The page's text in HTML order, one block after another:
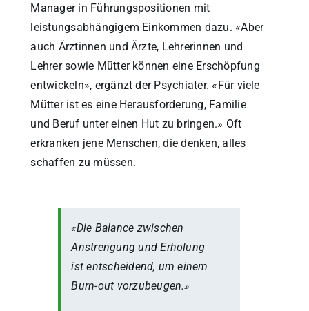
Manager in Führungspositionen mit
leistungsabhängigem Einkommen dazu. «Aber
auch Ärztinnen und Ärzte, Lehrerinnen und
Lehrer sowie Mütter können eine Erschöpfung
entwickeln», ergänzt der Psychiater. «Für viele
Mütter ist es eine Herausforderung, Familie
und Beruf unter einen Hut zu bringen.» Oft
erkranken jene Menschen, die denken, alles
schaffen zu müssen.
«Die Balance zwischen
Anstrengung und Erholung
ist entscheidend, um einem
Burn-out vorzubeugen.»